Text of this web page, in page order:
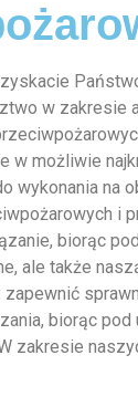
w zakresie
w możliwie
wykonania na
i
biorąc
ale także
zapewnić
biorąc pod
zakresie